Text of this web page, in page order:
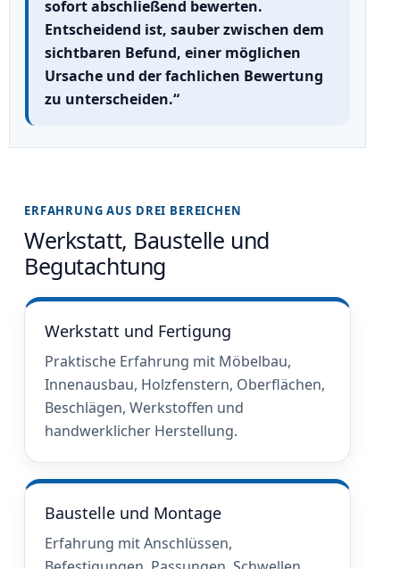
sofort abschließend bewerten.
Entscheidend ist, sauber zwischen dem
sichtbaren Befund, einer möglichen
Ursache und der fachlichen Bewertung
zu unterscheiden.“
ERFAHRUNG AUS DREI BEREICHEN
Werkstatt, Baustelle und
Begutachtung
Werkstatt und Fertigung
Praktische Erfahrung mit Möbelbau,
Innenausbau, Holzfenstern, Oberflächen,
Beschlägen, Werkstoffen und
handwerklicher Herstellung.
Baustelle und Montage
Erfahrung mit Anschlüssen,